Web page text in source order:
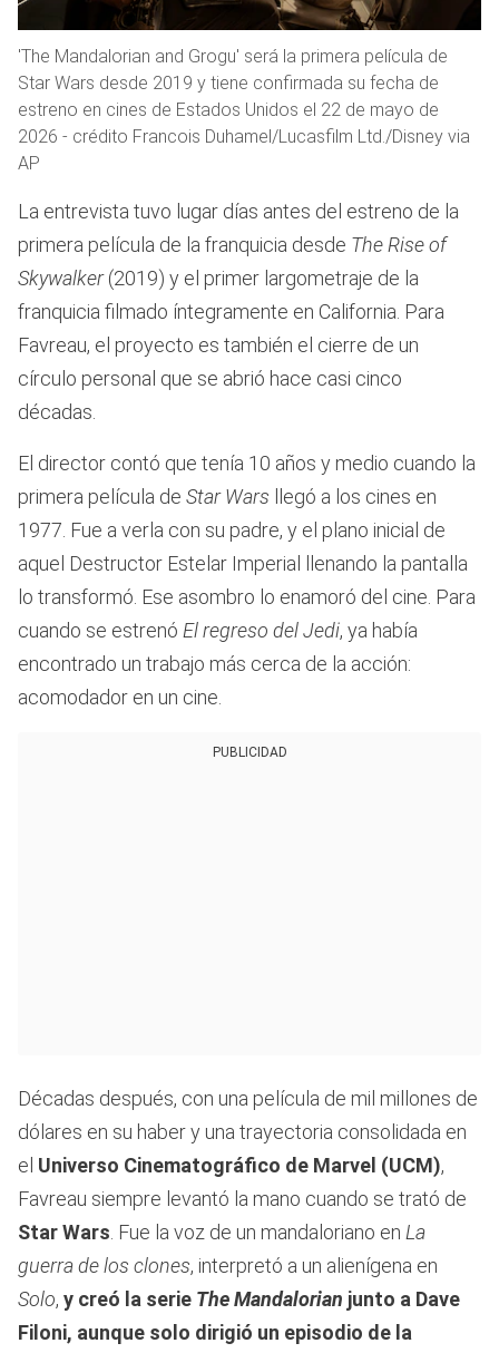
'The Mandalorian and Grogu' será la primera película de
Star Wars desde 2019 y tiene confirmada su fecha de
estreno en cines de Estados Unidos el 22 de mayo de
2026 - crédito Francois Duhamel/Lucasfilm Ltd./Disney via
AP
La entrevista tuvo lugar días antes del estreno de la
primera película de la franquicia desde The Rise of
Skywalker(2019) y el primer largometraje de la
franquicia filmado íntegramente en California. Para
Favreau, el proyecto es también el cierre de un
círculo personal que se abrió hace casi cinco
décadas.
El director contó que tenía 10 años y medio cuando la
primera película de Star Wars
llegó a los cines en
1977. Fue a verla con su padre, y el plano inicial de
aquel Destructor Estelar Imperial llenando la pantalla
lo transformó. Ese asombro lo enamoró del cine. Para
cuando se estrenó El regreso del Jedi, ya había
encontrado un trabajo más cerca de la acción:
acomodador en un cine.
PUBLICIDAD
Décadas después, con una película de mil millones de
dólares en su haber y una trayectoria consolidada en
el Universo Cinematográfico de Marvel (UCM),
Favreau siempre levantó la mano cuando se trató de
Star Wars. Fue la voz de un mandaloriano en La
guerra de los clones, interpretó a un alienígena en
Solo, y creó la serie The Mandalorian junto a Dave
Filoni, aunque solo dirigió un episodio de la